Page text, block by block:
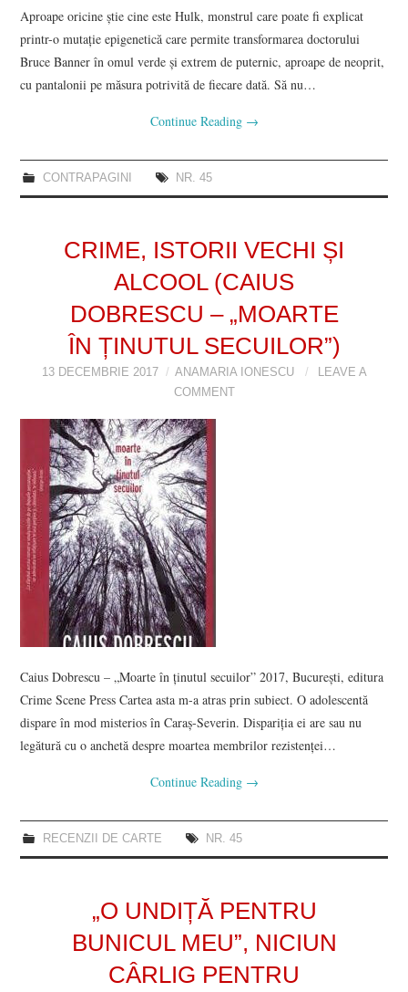
Aproape oricine știe cine este Hulk, monstrul care poate fi explicat
printr-o mutație epigenetică care permite transformarea doctorului
Bruce Banner în omul verde și extrem de puternic, aproape de neoprit,
cu pantalonii pe măsura potrivită de fiecare dată. Să nu…
Continue Reading →
CONTRAPAGINI NR. 45
CRIME, ISTORII VECHI ȘI
ALCOOL (CAIUS
DOBRESCU – „MOARTE
ÎN ȚINUTUL SECUILOR”)
13 DECEMBRIE 2017 ANAMARIA IONESCU
LEAVE A
COMMENT
Caius Dobrescu – „Moarte în ținutul secuilor” 2017, București, editura
Crime Scene Press Cartea asta m-a atras prin subiect. O adolescentă
dispare în mod misterios în Caraș-Severin. Dispariția ei are sau nu
legătură cu o anchetă despre moartea membrilor rezistenței…
Continue Reading →
RECENZII DE CARTE NR. 45
„O UNDIȚĂ PENTRU
BUNICUL MEU”, NICIUN
CÂRLIG PENTRU